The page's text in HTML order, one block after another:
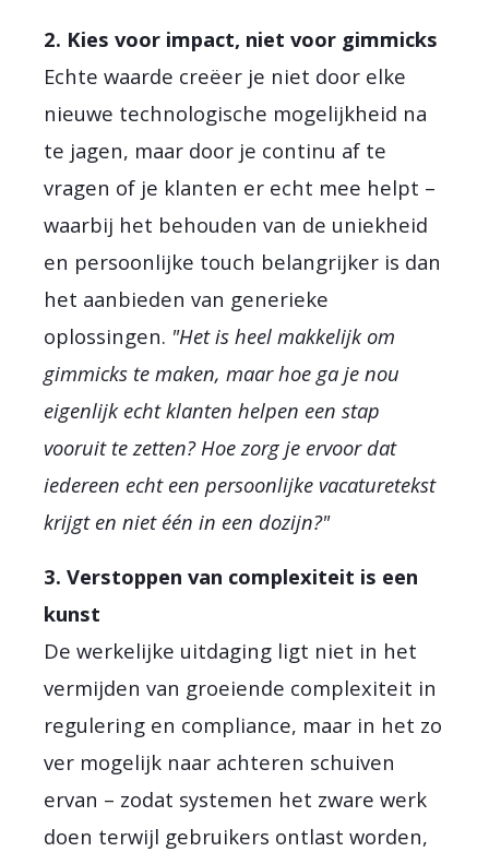
2. Kies voor impact, niet voor gimmicks
Echte waarde creëer je niet door elke
nieuwe technologische mogelijkheid na
te jagen, maar door je continu af te
vragen of je klanten er echt mee helpt –
waarbij het behouden van de uniekheid
en persoonlijke touch belangrijker is dan
het aanbieden van generieke
oplossingen. "Het is heel makkelijk om
gimmicks te maken, maar hoe ga je nou
eigenlijk echt klanten helpen een stap
vooruit te zetten? Hoe zorg je ervoor dat
iedereen echt een persoonlijke vacaturetekst
krijgt en niet één in een dozijn?"
3. Verstoppen van complexiteit is een
kunst
De werkelijke uitdaging ligt niet in het
vermijden van groeiende complexiteit in
regulering en compliance, maar in het zo
ver mogelijk naar achteren schuiven
ervan – zodat systemen het zware werk
doen terwijl gebruikers ontlast worden,